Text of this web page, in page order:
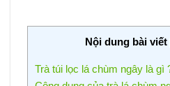
Nội dung bài viết
Trà túi lọc lá chùm ngây là gì